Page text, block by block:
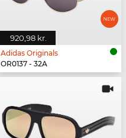
920,98 kr.
Adidas Originals
OR0137 - 32A